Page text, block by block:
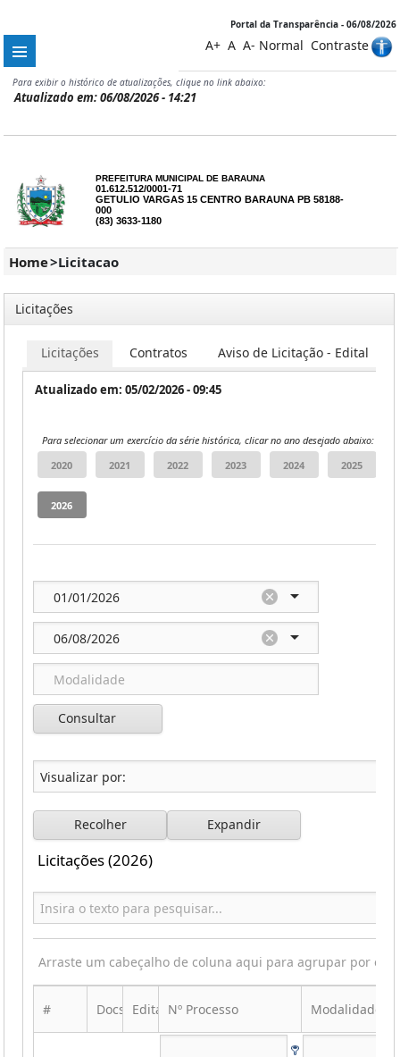
Portal da Transparência - 06/08/2026
A+ A A- Normal Contraste
Para exibir o histórico de atualizações, clique no link abaixo:
Atualizado em: 06/08/2026 - 14:21
PREFEITURA MUNICIPAL DE BARAUNA
01.612.512/0001-71
GETULIO VARGAS 15 CENTRO BARAUNA PB 58188-
000
(83) 3633-1180
Home>Licitacao
Licitações
Licitações Contratos Aviso de Licitação - Edital
Atualizado em: 05/02/2026 - 09:45
Para selecionar um exercício da série histórica, clicar no ano desejado abaixo:
Consultar
Recolher Expandir
Licitações (2026)
Arraste um cabeçalho de coluna aqui para agrupar por
# Docs Edital Nº Processo Modalidade